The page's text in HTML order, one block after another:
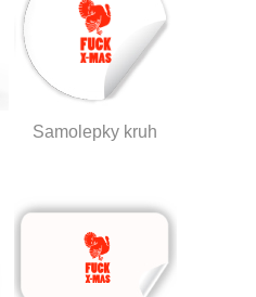
Samolepky kruh